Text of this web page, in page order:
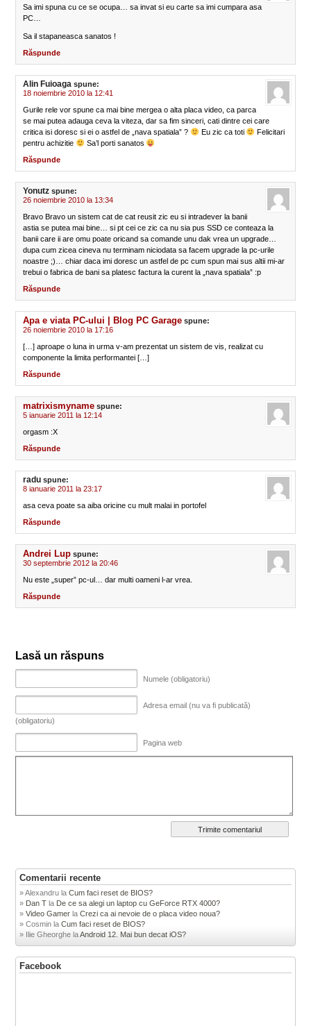
Sa imi spuna cu ce se ocupa… sa invat si eu carte sa imi cumpara asa
PC…
Sa il stapaneasca sanatos !
Răspunde
Alin Fuioaga spune:
18 noiembrie 2010 la 12:41
Gurile rele vor spune ca mai bine mergea o alta placa video, ca parca
se mai putea adauga ceva la viteza, dar sa fim sinceri, cati dintre cei care
critica isi doresc si ei o astfel de „nava spatiala” ?
Eu zic ca toti
Felicitari
pentru achizitie
Sa’l porti sanatos
Răspunde
Yonutz spune:
26 noiembrie 2010 la 13:34
Bravo Bravo un sistem cat de cat reusit zic eu si intradever la banii
astia se putea mai bine… si pt cei ce zic ca nu sia pus SSD ce conteaza la
banii care ii are omu poate oricand sa comande unu dak vrea un upgrade…
dupa cum zicea cineva nu terminam niciodata sa facem upgrade la pc-urile
noastre ;)… chiar daca imi doresc un astfel de pc cum spun mai sus altii mi-ar
trebui o fabrica de bani sa platesc factura la curent la „nava spatiala” :p
Răspunde
Apa e viata PC-ului | Blog PC Garage spune:
26 noiembrie 2010 la 17:16
[…] aproape o luna in urma v-am prezentat un sistem de vis, realizat cu
componente la limita performantei […]
Răspunde
matrixismyname spune:
5 ianuarie 2011 la 12:14
orgasm :X
Răspunde
radu spune:
8 ianuarie 2011 la 23:17
asa ceva poate sa aiba oricine cu mult malai in portofel
Răspunde
Andrei Lup spune:
30 septembrie 2012 la 20:46
Nu este „super” pc-ul… dar multi oameni l-ar vrea.
Răspunde
Lasă un răspuns
Numele (obligatoriu)
Adresa email (nu va fi publicată)
(obligatoriu)
Pagina web
Comentarii recente
Alexandru laCum faci reset de BIOS?
Dan T la De ce sa alegi un laptop cu GeForce RTX 4000?
Video Gamer laCrezi ca ai nevoie de o placa video noua?
Cosmin laCum faci reset de BIOS?
Ilie Gheorghe laAndroid 12. Mai bun decat iOS?
Facebook